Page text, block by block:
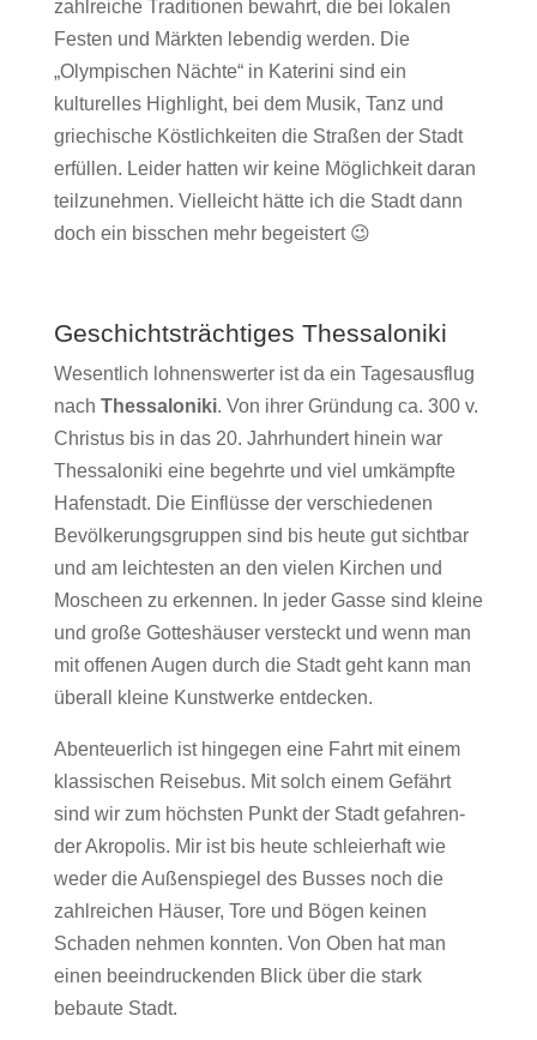
zahlreiche Traditionen bewahrt, die bei lokalen
Festen und Märkten lebendig werden. Die
„Olympischen Nächte“ in Katerini sind ein
kulturelles Highlight, bei dem Musik, Tanz und
griechische Köstlichkeiten die Straßen der Stadt
erfüllen. Leider hatten wir keine Möglichkeit daran
teilzunehmen. Vielleicht hätte ich die Stadt dann
doch ein bisschen mehr begeistert 😉
Geschichtsträchtiges Thessaloniki
Wesentlich lohnenswerter ist da ein Tagesausflug
nach Thessaloniki. Von ihrer Gründung ca. 300 v.
Christus bis in das 20. Jahrhundert hinein war
Thessaloniki eine begehrte und viel umkämpfte
Hafenstadt. Die Einflüsse der verschiedenen
Bevölkerungsgruppen sind bis heute gut sichtbar
und am leichtesten an den vielen Kirchen und
Moscheen zu erkennen. In jeder Gasse sind kleine
und große Gotteshäuser versteckt und wenn man
mit offenen Augen durch die Stadt geht kann man
überall kleine Kunstwerke entdecken.
Abenteuerlich ist hingegen eine Fahrt mit einem
klassischen Reisebus. Mit solch einem Gefährt
sind wir zum höchsten Punkt der Stadt gefahren-
der Akropolis. Mir ist bis heute schleierhaft wie
weder die Außenspiegel des Busses noch die
zahlreichen Häuser, Tore und Bögen keinen
Schaden nehmen konnten. Von Oben hat man
einen beeindruckenden Blick über die stark
bebaute Stadt.